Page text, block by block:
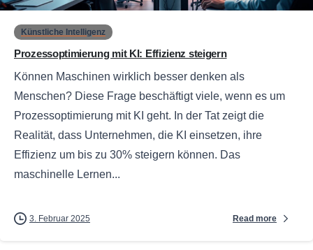
Künstliche Intelligenz
Prozessoptimierung mit KI: Effizienz steigern
Können Maschinen wirklich besser denken als
Menschen? Diese Frage beschäftigt viele, wenn es um
Prozessoptimierung mit KI geht. In der Tat zeigt die
Realität, dass Unternehmen, die KI einsetzen, ihre
Effizienz um bis zu 30% steigern können. Das
maschinelle Lernen...
3. Februar 2025 Read more